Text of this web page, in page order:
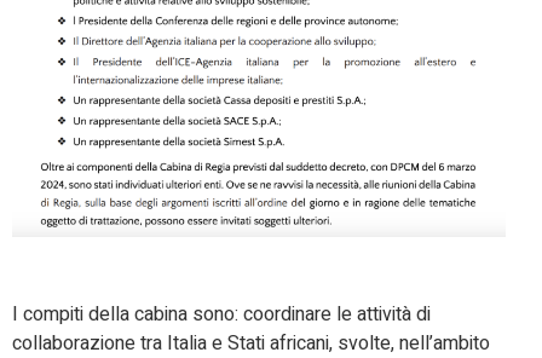
I compiti della cabina sono: coordinare le attività di
collaborazione tra Italia e Stati africani, svolte, nell’ambito